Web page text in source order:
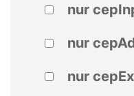
nur
nur
nur